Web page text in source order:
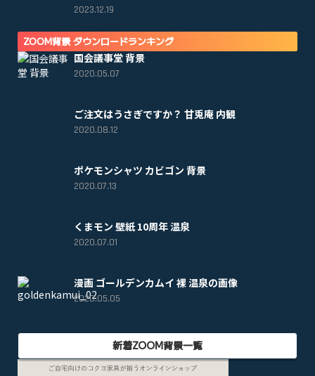
2023.12.19
ZOOM背景 ダウンロードランキング
国会議事堂 背景
2020.05.07
ご注文はうさぎですか？ 甘兎庵 内観
2020.08.12
ポケモンシャツ カビゴン 背景
2020.07.13
くまモン 壁紙 10周年 温泉
2020.07.01
漫画 ゴールデンカムイ 裸 温泉の画像
2020.05.05
新着ZOOM背景一覧